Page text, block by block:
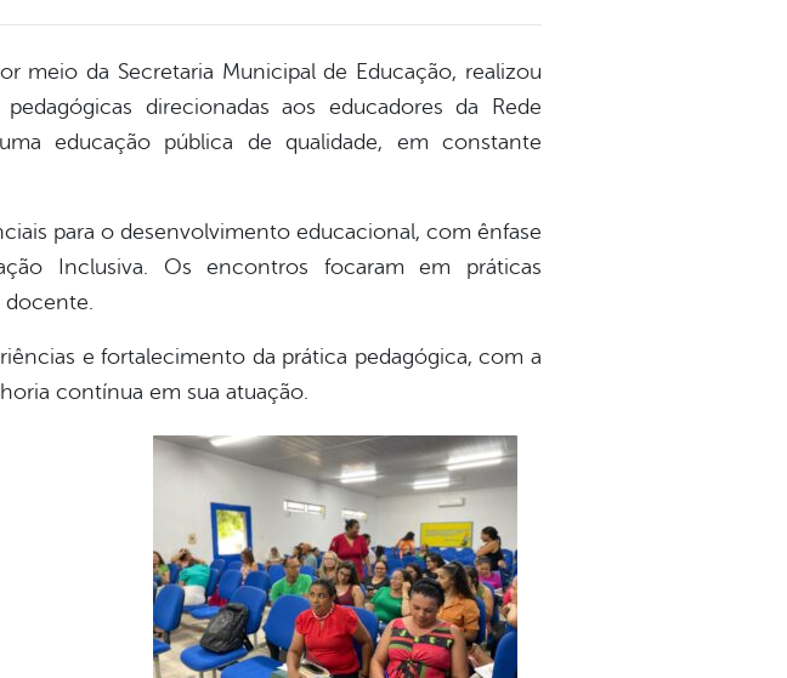
meio da Secretaria Municipal de Educação, realizou
direcionadas aos educadores da Rede
educação pública de qualidade, em constante
para o desenvolvimento educacional, com ênfase
Inclusiva. Os encontros focaram em práticas
docente.
e fortalecimento da prática pedagógica, com a
contínua em sua atuação.